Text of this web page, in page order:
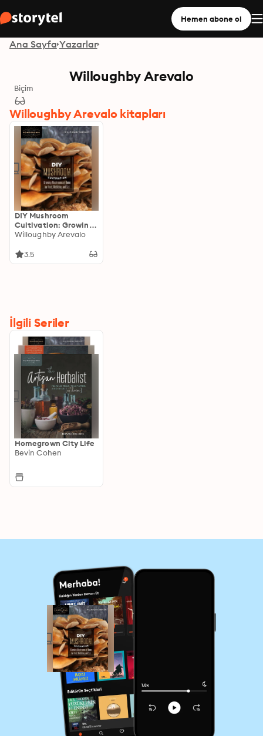
Hemen abone ol
Ana Sayfa Yazarlar
Willoughby Arevalo
Biçim
Willoughby Arevalo kitapları
DIY Mushroom
Cultivation: Growing
Mushrooms at Home
and Soil
Willoughby Arevalo
3.5
İlgili Seriler
Homegrown City Life
Bevin Cohen